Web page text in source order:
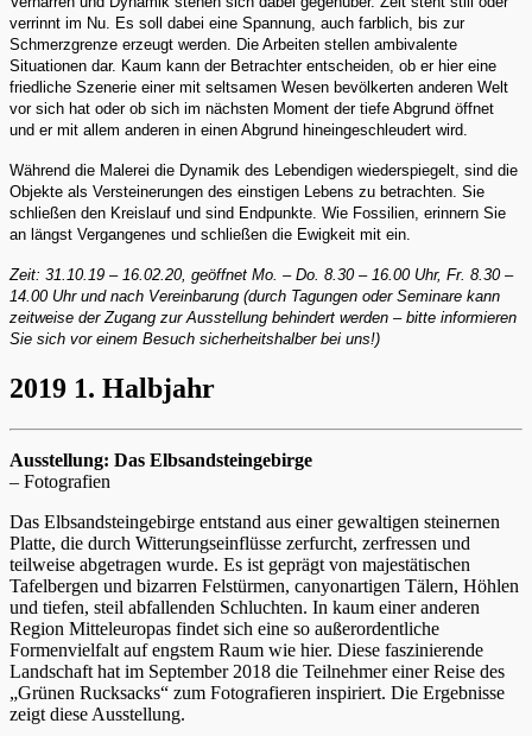
verrinnt im Nu. Es soll dabei eine Spannung, auch farblich, bis zur
Schmerzgrenze erzeugt werden. Die Arbeiten stellen ambivalente
Situationen dar. Kaum kann der Betrachter entscheiden, ob er hier eine
friedliche Szenerie einer mit seltsamen Wesen bevölkerten anderen Welt
vor sich hat oder ob sich im nächsten Moment der tiefe Abgrund öffnet
und er mit allem anderen in einen Abgrund hineingeschleudert wird.
Während die Malerei die Dynamik des Lebendigen wiederspiegelt, sind die
Objekte als Versteinerungen des einstigen Lebens zu betrachten. Sie
schließen den Kreislauf und sind Endpunkte. Wie Fossilien, erinnern Sie
an längst Vergangenes und schließen die Ewigkeit mit ein.
Zeit: 31.10.19 – 16.02.20, geöffnet Mo. – Do. 8.30 – 16.00 Uhr, Fr. 8.30 –
14.00 Uhr und nach Vereinbarung (durch Tagungen oder Seminare kann
zeitweise der Zugang zur Ausstellung behindert werden – bitte informieren
Sie sich vor einem Besuch sicherheitshalber bei uns!)
2019 1. Halbjahr
Ausstellung: Das Elbsandsteingebirge
– Fotografien
Das Elbsandsteingebirge entstand aus einer gewaltigen steinernen
Platte, die durch Witterungseinflüsse zerfurcht, zerfressen und
teilweise abgetragen wurde. Es ist geprägt von majestätischen
Tafelbergen und bizarren Felstürmen, canyonartigen Tälern, Höhlen
und tiefen, steil abfallenden Schluchten. In kaum einer anderen
Region Mitteleuropas findet sich eine so außerordentliche
Formenvielfalt auf engstem Raum wie hier. Diese faszinierende
Landschaft hat im September 2018 die Teilnehmer einer Reise des
„Grünen Rucksacks“ zum Fotografieren inspiriert. Die Ergebnisse
zeigt diese Ausstellung.